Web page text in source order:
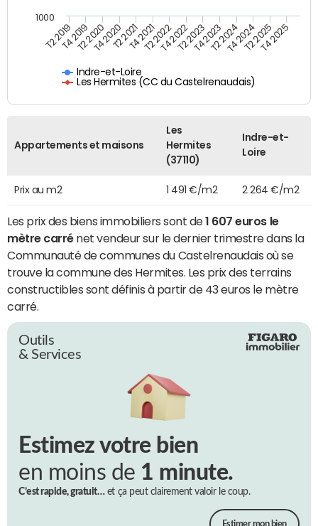
Indre-et-Loire
Les Hermites (CC du Castelrenaudais)
T2 2019T4 2019T2 2020T4 2020T2 2021T4 2021T2 2022T4 2022T2 2023T4 2023T2 2024T4 2024T2 2025T4 2025
1000
Appartements et maisons
Les
Hermites
(37110)
Indre-et-
Loire
Prix au m2 1 491 €/m2 2 264 €/m2
Les prix des biens immobiliers sont de1 607 euros le
mètre carrénet vendeur sur le dernier trimestre dans la
Communauté de communes du Castelrenaudais où se
trouve la commune des Hermites. Les prix des terrains
constructibles sont définis à partir de 43 euros le mètre
carré.
Outils
& Services
Estimez votre bien
en moins de 1 minute.
C’est rapide, gratuit…et ça peut clairement valoir le coup.